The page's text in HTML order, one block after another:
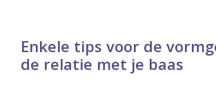
Enkele tips voor de
de relatie met je baas